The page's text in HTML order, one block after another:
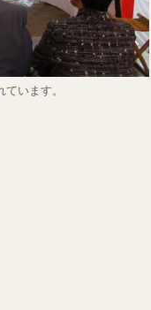
います。